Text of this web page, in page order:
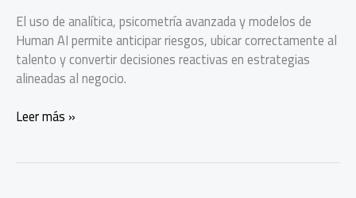
El uso de analítica, psicometría avanzada y modelos de
Human AI permite anticipar riesgos, ubicar correctamente al
talento y convertir decisiones reactivas en estrategias
alineadas al negocio.
Cómo
Leer más »